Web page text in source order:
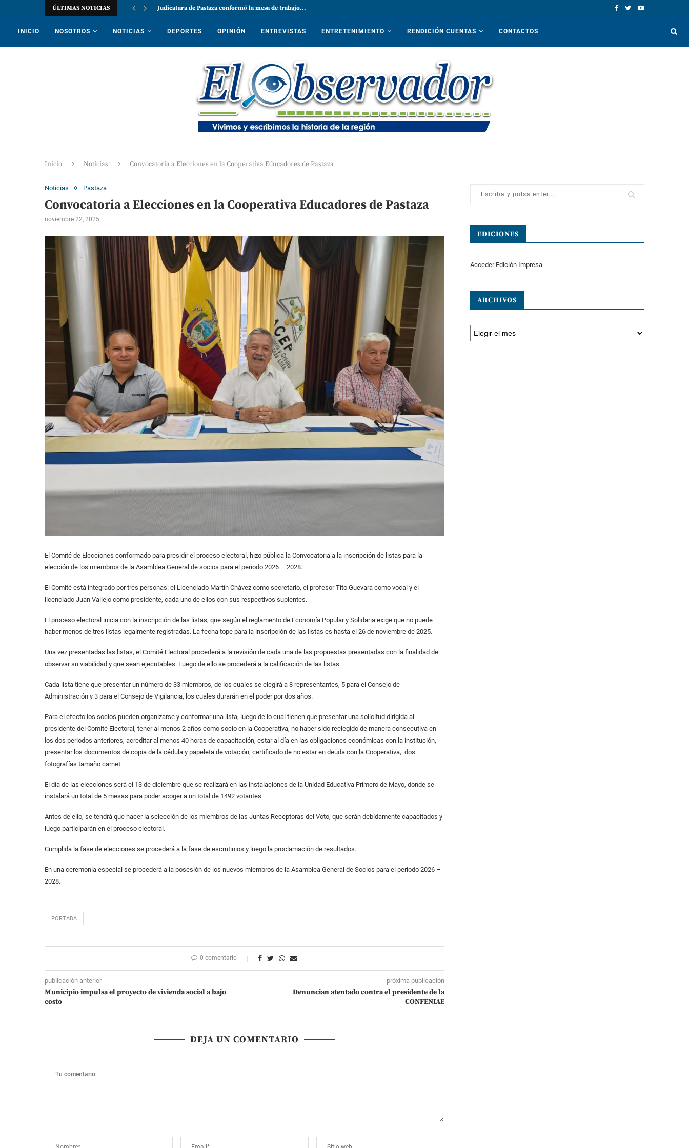
ÚLTIMAS NOTICIAS Judicatura de Pastaza conformó la mesa de trabajo...
INICIO NOSOTROS NOTICIAS DEPORTES OPINIÓN ENTREVISTAS ENTRETENIMIENTO RENDICIÓN CUENTAS CONTACTOS
Inicio Noticias Convocatoria a Elecciones en la Cooperativa Educadores de Pastaza
Noticias Pastaza
Convocatoria a Elecciones en la Cooperativa Educadores de Pastaza
noviembre 22, 2025
El Comité de Elecciones conformado para presidir el proceso electoral, hizo pública la Convocatoria a la inscripción de listas para la
elección de los miembros de la Asamblea General de socios para el periodo 2026 – 2028.
El Comité está integrado por tres personas: el Licenciado Martín Chávez como secretario, el profesor Tito Guevara como vocal y el
licenciado Juan Vallejo como presidente, cada uno de ellos con sus respectivos suplentes.
El proceso electoral inicia con la inscripción de las listas, que según el reglamento de Economía Popular y Solidaria exige que no puede
haber menos de tres listas legalmente registradas. La fecha tope para la inscripción de las listas es hasta el 26 de noviembre de 2025.
Una vez presentadas las listas, el Comité Electoral procederá a la revisión de cada una de las propuestas presentadas con la finalidad de
observar su viabilidad y que sean ejecutables. Luego de ello se procederá a la calificación de las listas.
Cada lista tiene que presentar un número de 33 miembros, de los cuales se elegirá a 8 representantes, 5 para el Consejo de
Administración y 3 para el Consejo de Vigilancia, los cuales durarán en el poder por dos años.
Para el efecto los socios pueden organizarse y conformar una lista, luego de lo cual tienen que presentar una solicitud dirigida al
presidente del Comité Electoral, tener al menos 2 años como socio en la Cooperativa, no haber sido reelegido de manera consecutiva en
los dos periodos anteriores, acreditar al menos 40 horas de capacitación, estar al día en las obligaciones económicas con la institución,
presentar los documentos de copia de la cédula y papeleta de votación, certificado de no estar en deuda con la Cooperativa, dos
fotografías tamaño carnet.
El día de las elecciones será el 13 de diciembre que se realizará en las instalaciones de la Unidad Educativa Primero de Mayo, donde se
instalará un total de 5 mesas para poder acoger a un total de 1492 votantes.
Antes de ello, se tendrá que hacer la selección de los miembros de las Juntas Receptoras del Voto, que serán debidamente capacitados y
luego participarán en el proceso electoral.
Cumplida la fase de elecciones se procederá a la fase de escrutinios y luego la proclamación de resultados.
En una ceremonia especial se procederá a la posesión de los nuevos miembros de la Asamblea General de Socios para el periodo 2026 –
2028.
PORTADA
0 comentario
publicación anterior
Municipio impulsa el proyecto de vivienda social a bajo
costo
próxima publicación
Denuncian atentado contra el presidente de la
CONFENIAE
DEJA UN COMENTARIO
EDICIONES
Acceder Edición Impresa
ARCHIVOS